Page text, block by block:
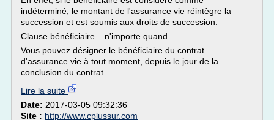
indéterminé, le montant de l'assurance vie réintègre la
succession et est soumis aux droits de succession.
Clause bénéficiaire... n'importe quand
Vous pouvez désigner le bénéficiaire du contrat
d'assurance vie à tout moment, depuis le jour de la
conclusion du contrat...
Lire la suite
Date: 2017-03-05 09:32:36
Site : http://www.cplussur.com